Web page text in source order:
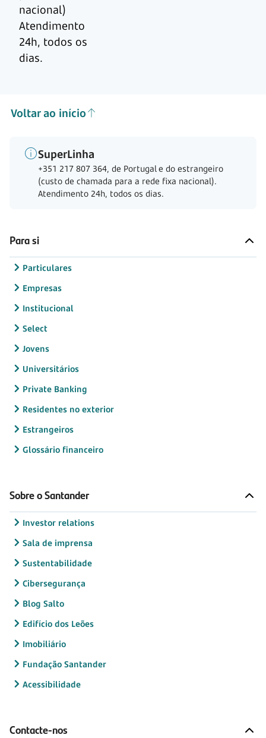
nacional)
Atendimento
24h, todos os
dias.
Voltar ao início
SuperLinha
+351 217 807 364, de Portugal e do estrangeiro
(custo de chamada para a rede fixa nacional).
Atendimento 24h, todos os dias.
Para si
Particulares
Empresas
Institucional
Select
Jovens
Universitários
Private Banking
Residentes no exterior
Estrangeiros
Glossário financeiro
Sobre o Santander
Investor relations
Sala de imprensa
Sustentabilidade
Cibersegurança
Blog Salto
Edifício dos Leões
Imobiliário
Fundação Santander
Acessibilidade
Contacte-nos